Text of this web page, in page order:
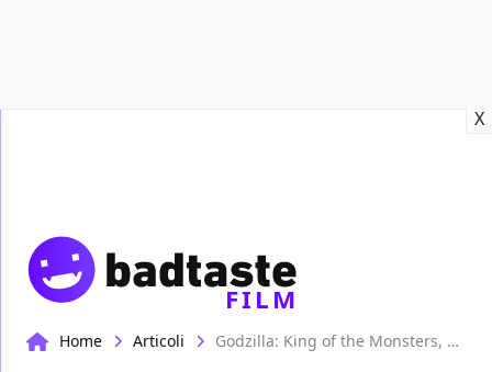
X
FILM
Home Articoli Godzilla: King of the Monsters, nel cast Millie B. Brown, la star di Stranger Things